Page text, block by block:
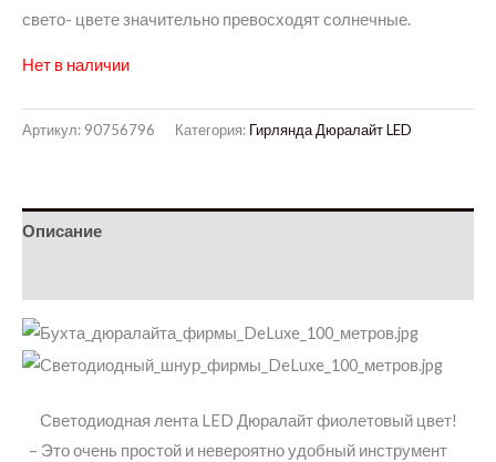
свето- цвете значительно превосходят солнечные.
Нет в наличии
Артикул: 90756796 Категория: Гирлянда Дюралайт LED
Описание
Светодиодная лента LED Дюралайт фиолетовый цвет!
– Это очень простой и невероятно удобный инструмент